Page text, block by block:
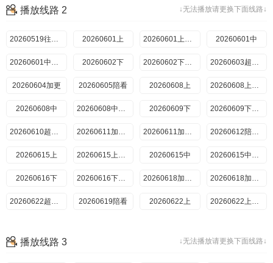
20260624超前彩蛋
20260626陪看 20260629上 20260629中 20260629上纯享
20260629中纯享 20260630下 20260630下纯享 20260701直播回放
20260706超前彩蛋 20260702加更上 20260702加更下 20260703陪看
20260706上 20260706上纯享 20260706中 20260706中纯享
20260707下 20260707下纯享 20260708超前彩蛋 20260709加更上
20260709加更下 20260710陪看 20260713上 20260713上纯享
20260713中 20260713中纯享 20260714下 20260714下纯享
20260715超前彩蛋 20260716加更上 20260716加更下 20260717陪看
20260721下
↓无法播放请更换下面线路↓
播放线路 2
20260519往季回顾 20260601上 20260601上纯享 20260601中
20260601中纯享 20260602下 20260602下纯享 20260603超前彩蛋
20260604加更 20260605陪看 20260608上 20260608上纯享
20260608中 20260608中纯享 20260609下 20260609下纯享
20260610超前彩蛋 20260611加更上 20260611加更下 20260612陪看上
20260615上 20260615上纯享 20260615中 20260615中纯享
20260616下 20260616下纯享 20260618加更上 20260618加更下
20260622超前彩蛋 20260619陪看 20260622上 20260622上纯享
20260624超前彩蛋
↓无法播放请更换下面线路↓
播放线路 3